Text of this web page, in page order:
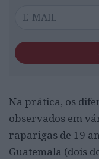
Na prática, os
observados em
raparigas de 19
Guatemala (dois